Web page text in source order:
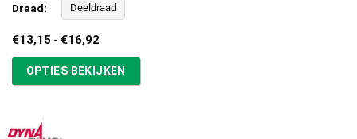
Draad: Deeldraad
€13,15 - €16,92Prijsklasse:
tot
€16,92
OPTIES BEKIJKEN